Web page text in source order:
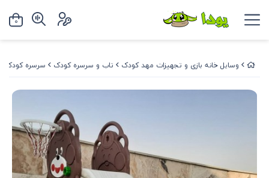
وسایل خانه بازی و تجهیزات مهد کودک تاب و سرسره کودک سرسره کودک
0